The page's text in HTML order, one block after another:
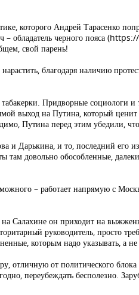
которого Андрей Тарасенко
– обладатель черного пояса
свой парень!
благодаря наличию
Придворные социологи и
выход на Путина, который
Путина перед этим убедили,
и Дарькина, и то, последний его
там довольно обособленные,
– работает напрямую с
Салахине он приходит на
руководитель, просто
которым надо указывать, а не
отличную от политического
переубеждать бесполезно.